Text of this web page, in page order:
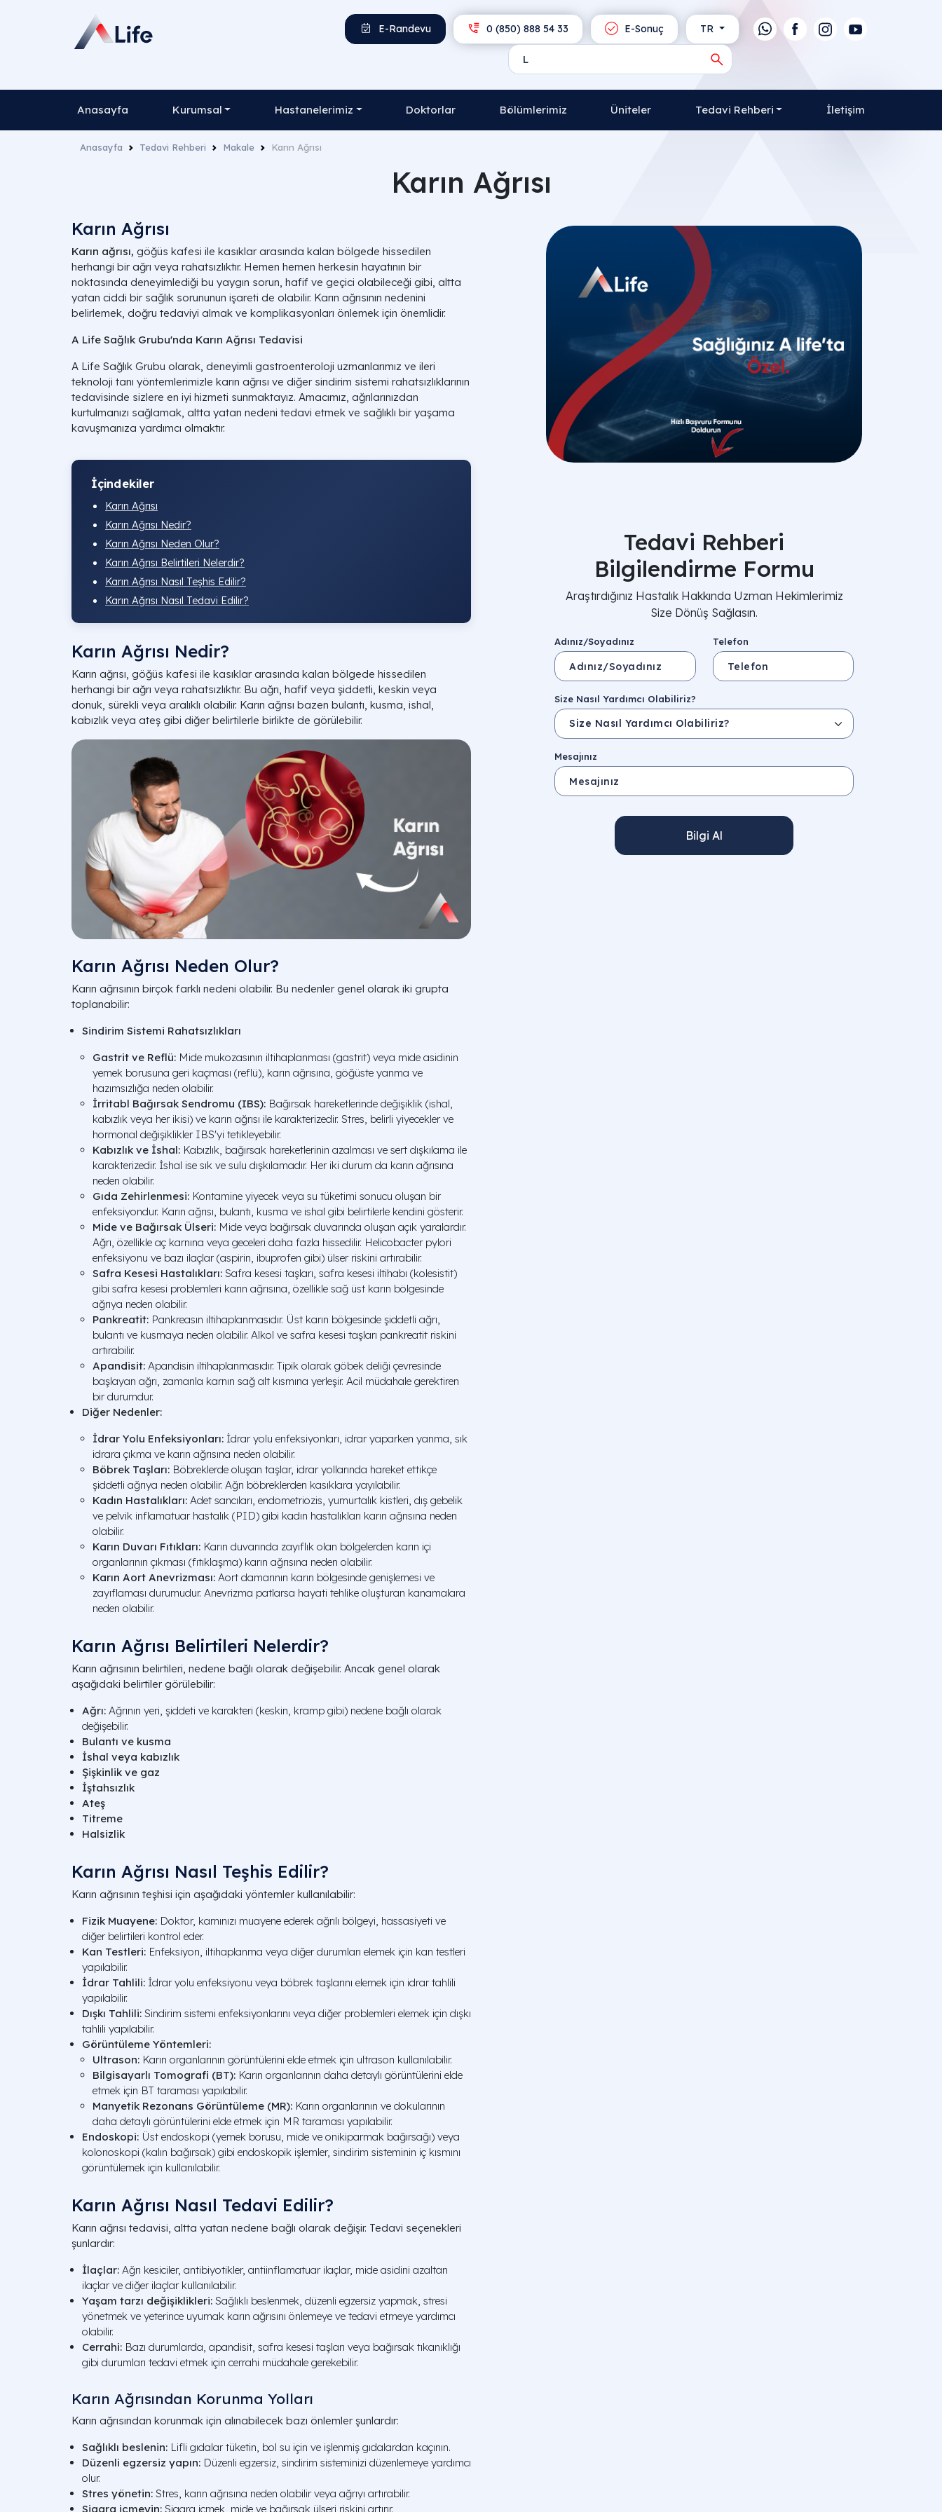
TR
E-Sonuç
0 (850) 888 54 33
E-Randevu
Anasayfa Kurumsal Hastanelerimiz Doktorlar Bölümlerimiz Üniteler Tedavi Rehberi İletişim
Anasayfa Tedavi Rehberi Makale Karın Ağrısı
Karın Ağrısı
Karın Ağrısı
Karın ağrısı, göğüs kafesi ile kasıklar arasında kalan bölgede hissedilen
herhangi bir ağrı veya rahatsızlıktır. Hemen hemen herkesin hayatının bir
noktasında deneyimlediği bu yaygın sorun, hafif ve geçici olabileceği gibi, altta
yatan ciddi bir sağlık sorununun işareti de olabilir. Karın ağrısının nedenini
belirlemek, doğru tedaviyi almak ve komplikasyonları önlemek için önemlidir.
A Life Sağlık Grubu'nda Karın Ağrısı Tedavisi
A Life Sağlık Grubu olarak, deneyimli gastroenteroloji uzmanlarımız ve ileri
teknoloji tanı yöntemlerimizle karın ağrısı ve diğer sindirim sistemi rahatsızlıklarının
tedavisinde sizlere en iyi hizmeti sunmaktayız. Amacımız, ağrılarınızdan
kurtulmanızı sağlamak, altta yatan nedeni tedavi etmek ve sağlıklı bir yaşama
kavuşmanıza yardımcı olmaktır.
İçindekiler
Karın Ağrısı
Karın Ağrısı Nedir?
Karın Ağrısı Neden Olur?
Karın Ağrısı Belirtileri Nelerdir?
Karın Ağrısı Nasıl Teşhis Edilir?
Karın Ağrısı Nasıl Tedavi Edilir?
Karın Ağrısı Nedir?
Karın ağrısı, göğüs kafesi ile kasıklar arasında kalan bölgede hissedilen
herhangi bir ağrı veya rahatsızlıktır. Bu ağrı, hafif veya şiddetli, keskin veya
donuk, sürekli veya aralıklı olabilir. Karın ağrısı bazen bulantı, kusma, ishal,
kabızlık veya ateş gibi diğer belirtilerle birlikte de görülebilir.
Karın Ağrısı Neden Olur?
Karın ağrısının birçok farklı nedeni olabilir. Bu nedenler genel olarak iki grupta
toplanabilir:
Sindirim Sistemi Rahatsızlıkları
Gastrit ve Reflü: Mide mukozasının iltihaplanması (gastrit) veya mide asidinin
yemek borusuna geri kaçması (reflü), karın ağrısına, göğüste yanma ve
hazımsızlığa neden olabilir.
İrritabl Bağırsak Sendromu (IBS): Bağırsak hareketlerinde değişiklik (ishal,
kabızlık veya her ikisi) ve karın ağrısı ile karakterizedir. Stres, belirli yiyecekler ve
hormonal değişiklikler IBS'yi tetikleyebilir.
Kabızlık ve İshal: Kabızlık, bağırsak hareketlerinin azalması ve sert dışkılama ile
karakterizedir. İshal ise sık ve sulu dışkılamadır. Her iki durum da karın ağrısına
neden olabilir.
Gıda Zehirlenmesi: Kontamine yiyecek veya su tüketimi sonucu oluşan bir
enfeksiyondur. Karın ağrısı, bulantı, kusma ve ishal gibi belirtilerle kendini gösterir.
Mide ve Bağırsak Ülseri: Mide veya bağırsak duvarında oluşan açık yaralardır.
Ağrı, özellikle aç karnına veya geceleri daha fazla hissedilir. Helicobacter pylori
enfeksiyonu ve bazı ilaçlar (aspirin, ibuprofen gibi) ülser riskini artırabilir.
Safra Kesesi Hastalıkları: Safra kesesi taşları, safra kesesi iltihabı (kolesistit)
gibi safra kesesi problemleri karın ağrısına, özellikle sağ üst karın bölgesinde
ağrıya neden olabilir.
Pankreatit: Pankreasın iltihaplanmasıdır. Üst karın bölgesinde şiddetli ağrı,
bulantı ve kusmaya neden olabilir. Alkol ve safra kesesi taşları pankreatit riskini
artırabilir.
Apandisit: Apandisin iltihaplanmasıdır. Tipik olarak göbek deliği çevresinde
başlayan ağrı, zamanla karnın sağ alt kısmına yerleşir. Acil müdahale gerektiren
bir durumdur.
Diğer Nedenler:
İdrar Yolu Enfeksiyonları: İdrar yolu enfeksiyonları, idrar yaparken yanma, sık
idrara çıkma ve karın ağrısına neden olabilir.
Böbrek Taşları: Böbreklerde oluşan taşlar, idrar yollarında hareket ettikçe
şiddetli ağrıya neden olabilir. Ağrı böbreklerden kasıklara yayılabilir.
Kadın Hastalıkları: Adet sancıları, endometriozis, yumurtalık kistleri, dış gebelik
ve pelvik inflamatuar hastalık (PID) gibi kadın hastalıkları karın ağrısına neden
olabilir.
Karın Duvarı Fıtıkları: Karın duvarında zayıflık olan bölgelerden karın içi
organlarının çıkması (fıtıklaşma) karın ağrısına neden olabilir.
Karın Aort Anevrizması: Aort damarının karın bölgesinde genişlemesi ve
zayıflaması durumudur. Anevrizma patlarsa hayati tehlike oluşturan kanamalara
neden olabilir.
Karın Ağrısı Belirtileri Nelerdir?
Karın ağrısının belirtileri, nedene bağlı olarak değişebilir. Ancak genel olarak
aşağıdaki belirtiler görülebilir:
Ağrı: Ağrının yeri, şiddeti ve karakteri (keskin, kramp gibi) nedene bağlı olarak
değişebilir.
Bulantı ve kusma
İshal veya kabızlık
Şişkinlik ve gaz
İştahsızlık
Ateş
Titreme
Halsizlik
Karın Ağrısı Nasıl Teşhis Edilir?
Karın ağrısının teşhisi için aşağıdaki yöntemler kullanılabilir:
Fizik Muayene: Doktor, karnınızı muayene ederek ağrılı bölgeyi, hassasiyeti ve
diğer belirtileri kontrol eder.
Kan Testleri: Enfeksiyon, iltihaplanma veya diğer durumları elemek için kan testleri
yapılabilir.
İdrar Tahlili: İdrar yolu enfeksiyonu veya böbrek taşlarını elemek için idrar tahlili
yapılabilir.
Dışkı Tahlili: Sindirim sistemi enfeksiyonlarını veya diğer problemleri elemek için dışkı
tahlili yapılabilir.
Görüntüleme Yöntemleri:
Ultrason: Karın organlarının görüntülerini elde etmek için ultrason kullanılabilir.
Bilgisayarlı Tomografi (BT): Karın organlarının daha detaylı görüntülerini elde
etmek için BT taraması yapılabilir.
Manyetik Rezonans Görüntüleme (MR): Karın organlarının ve dokularının
daha detaylı görüntülerini elde etmek için MR taraması yapılabilir.
Endoskopi: Üst endoskopi (yemek borusu, mide ve onikiparmak bağırsağı) veya
kolonoskopi (kalın bağırsak) gibi endoskopik işlemler, sindirim sisteminin iç kısmını
görüntülemek için kullanılabilir.
Karın Ağrısı Nasıl Tedavi Edilir?
Karın ağrısı tedavisi, altta yatan nedene bağlı olarak değişir. Tedavi seçenekleri
şunlardır:
İlaçlar: Ağrı kesiciler, antibiyotikler, antiinflamatuar ilaçlar, mide asidini azaltan
ilaçlar ve diğer ilaçlar kullanılabilir.
Yaşam tarzı değişiklikleri: Sağlıklı beslenmek, düzenli egzersiz yapmak, stresi
yönetmek ve yeterince uyumak karın ağrısını önlemeye ve tedavi etmeye yardımcı
olabilir.
Cerrahi: Bazı durumlarda, apandisit, safra kesesi taşları veya bağırsak tıkanıklığı
gibi durumları tedavi etmek için cerrahi müdahale gerekebilir.
Karın Ağrısından Korunma Yolları
Karın ağrısından korunmak için alınabilecek bazı önlemler şunlardır:
Sağlıklı beslenin: Lifli gıdalar tüketin, bol su için ve işlenmiş gıdalardan kaçının.
Düzenli egzersiz yapın: Düzenli egzersiz, sindirim sisteminizi düzenlemeye yardımcı
olur.
Stres yönetin: Stres, karın ağrısına neden olabilir veya ağrıyı artırabilir.
Sigara içmeyin: Sigara içmek, mide ve bağırsak ülseri riskini artırır.
Tedavi Rehberi
Bilgilendirme Formu
Araştırdığınız Hastalık Hakkında Uzman Hekimlerimiz
Size Dönüş Sağlasın.
Adınız/Soyadınız Telefon
Size Nasıl Yardımcı Olabiliriz?
Mesajınız
Bilgi Al